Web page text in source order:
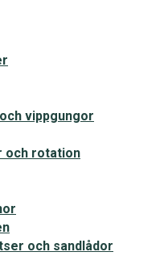
vippgungor
och rotation
och sandlådor